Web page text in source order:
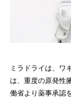
ミラドライは、ワ
は、重度の原発性
働省より薬事承認